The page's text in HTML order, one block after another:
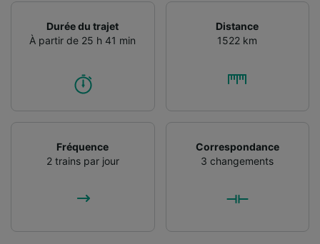
Durée du trajet
À partir de 25 h 41 min
Distance
1522 km
Fréquence
2 trains par jour
Correspondance
3 changements